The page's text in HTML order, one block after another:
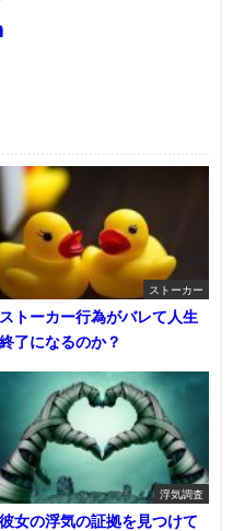
ストーカー
ストーカー行為がバレて人生
終了になるのか？
浮気調査
彼女の浮気の証拠を見つけて